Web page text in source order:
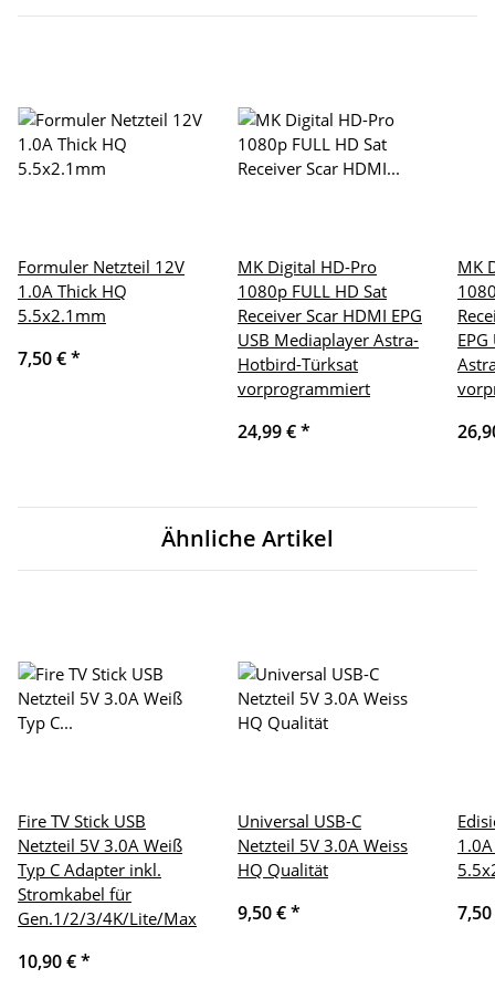
Formuler Netzteil 12V
1.0A Thick HQ
5.5x2.1mm
7,50 €*
MK Digital HD-Pro
1080p FULL HD Sat
Receiver Scar HDMI EPG
USB Mediaplayer Astra-
Hotbird-Türksat
vorprogrammiert
24,99 €*
MK
Ähnliche Artikel
Fire TV Stick USB
Netzteil 5V 3.0A Weiß
Typ C Adapter inkl.
Stromkabel für
Gen.1/2/3/4K/Lite/Max
10,90 €*
Universal USB-C
Netzteil 5V 3.0A Weiss
HQ Qualität
9,50 €*